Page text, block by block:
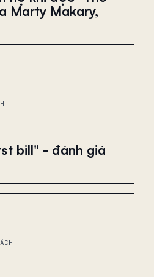
Marty Makary,
bill" - đánh giá